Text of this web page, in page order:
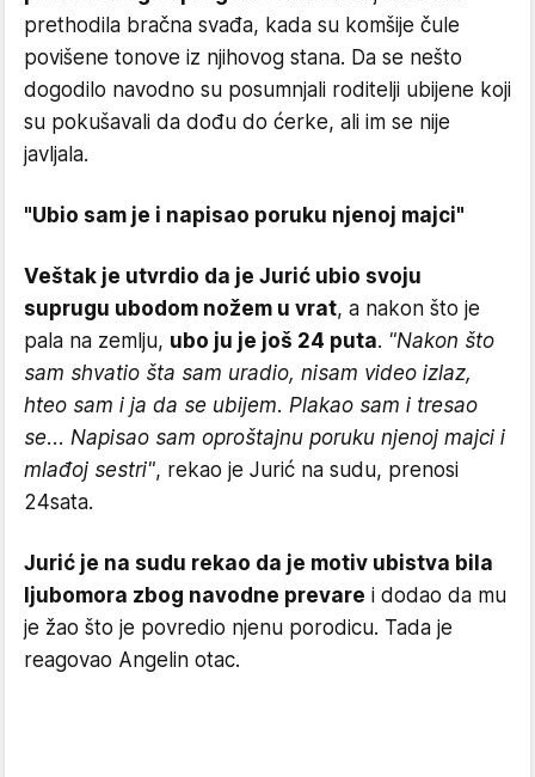
prethodila bračna svađa, kada su komšije čule
povišene tonove iz njihovog stana. Da se nešto
dogodilo navodno su posumnjali roditelji ubijene koji
su pokušavali da dođu do ćerke, ali im se nije
javljala.
"Ubio sam je i napisao poruku njenoj majci"
Veštak je utvrdio da je Jurić ubio svoju
suprugu ubodom nožem u vrat, a nakon što je
pala na zemlju, ubo ju je još 24 puta. "Nakon što
sam shvatio šta sam uradio, nisam video izlaz,
hteo sam i ja da se ubijem. Plakao sam i tresao
se... Napisao sam oproštajnu poruku njenoj majci i
mlađoj sestri", rekao je Jurić na sudu, prenosi
24sata.
Jurić je na sudu rekao da je motiv ubistva bila
ljubomora zbog navodne prevare i dodao da mu
je žao što je povredio njenu porodicu. Tada je
reagovao Angelin otac.